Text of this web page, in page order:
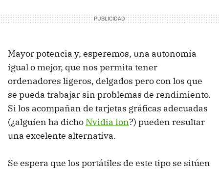
Mayor potencia y, esperemos, una autonomía
igual o mejor, que nos permita tener
ordenadores ligeros, delgados pero con los que
se pueda trabajar sin problemas de rendimiento.
Si los acompañan de tarjetas gráficas adecuadas
(¿alguien ha dicho Nvidia Ion?) pueden resultar
una excelente alternativa.
Se espera que los portátiles de este tipo se sitúen